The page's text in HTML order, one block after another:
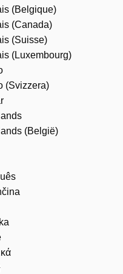
(Belgique)
(Canada)
(Suisse)
(Luxembourg)
(Svizzera)
(België)